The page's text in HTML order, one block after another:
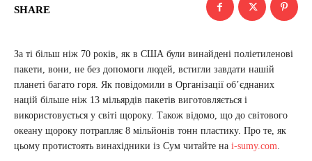
SHARE
За ті більш ніж 70 років, як в США були винайдені поліетиленові
пакети, вони, не без допомоги людей, встигли завдати нашій
планеті багато горя. Як повідомили в Організації об’єднаних
націй більше ніж 13 мільярдів пакетів виготовляється і
використовується у світі щороку. Також відомо, що до світового
океану щороку потрапляє 8 мільйонів тонн пластику. Про те, як
цьому протистоять винахідники із Сум читайте на i-sumy.com.